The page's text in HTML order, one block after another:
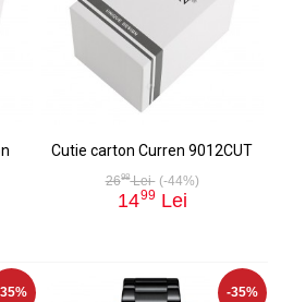
Cutie carton Curren 9012CUT
2698Lei (-44%)
1499 Lei
-35%